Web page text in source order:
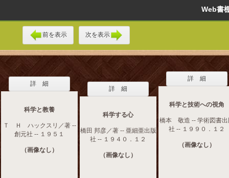
Web
前を表示 次を表示
詳 細
科学と教養
Ｔ Ｈ ハックスリ／著 --
創元社 -- １９５１
（画像なし）
詳 細
科学する心
橋田 邦彦／著 -- 亜細亜出版
社 -- １９４０．１２
（画像なし）
詳 細
科学と技術への視角
橋本 敬造 -- 学術図書出
社 -- １９９０．１２
（画像なし）